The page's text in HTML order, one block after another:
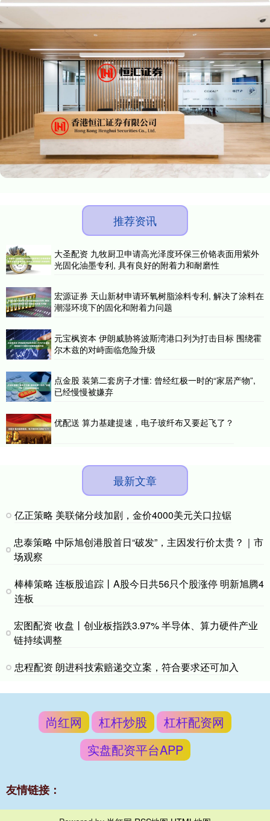
推荐资讯
大圣配资 九牧厨卫申请高光泽度环保三价铬表面用紫外
光固化油墨专利, 具有良好的附着力和耐磨性
宏源证券 天山新材申请环氧树脂涂料专利, 解决了涂料在
潮湿环境下的固化和附着力问题
元宝枫资本 伊朗威胁将波斯湾港口列为打击目标 围绕霍
尔木兹的对峙面临危险升级
点金股 装第二套房子才懂: 曾经红极一时的“家居产物”,
已经慢慢被嫌弃
优配送 算力基建提速，电子玻纤布又要起飞了？
最新文章
亿正策略 美联储分歧加剧，金价4000美元关口拉锯
忠泰策略 中际旭创港股首日“破发”，主因发行价太贵？｜市
场观察
棒棒策略 连板股追踪丨A股今日共56只个股涨停 明新旭腾4
连板
宏图配资 收盘丨创业板指跌3.97% 半导体、算力硬件产业
链持续调整
忠程配资 朗进科技索赔递交立案，符合要求还可加入
尚红网 杠杆炒股
杠杆配资网
实盘配资平台APP
友情链接：